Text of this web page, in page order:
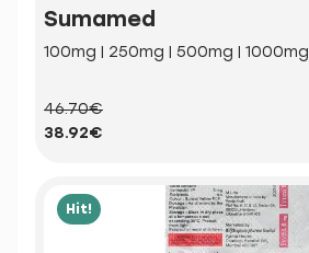
Sumamed
100mg | 250mg | 500mg | 1000mg
46.70€
38.92€
Hit!